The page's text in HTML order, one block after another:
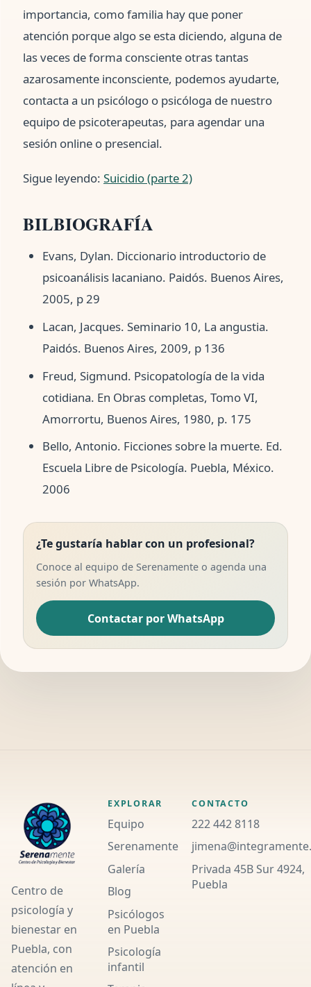
importancia, como familia hay que poner
atención porque algo se esta diciendo, alguna de
las veces de forma consciente otras tantas
azarosamente inconsciente, podemos ayudarte,
contacta a un psicólogo o psicóloga de nuestro
equipo de psicoterapeutas, para agendar una
sesión online o presencial.
Sigue leyendo: Suicidio (parte 2)
BILBIOGRAFÍA
Evans, Dylan. Diccionario introductorio de
psicoanálisis lacaniano. Paidós. Buenos Aires,
2005, p 29
Lacan, Jacques. Seminario 10, La angustia.
Paidós. Buenos Aires, 2009, p 136
Freud, Sigmund. Psicopatología de la vida
cotidiana. En Obras completas, Tomo VI,
Amorrortu, Buenos Aires, 1980, p. 175
Bello, Antonio. Ficciones sobre la muerte. Ed.
Escuela Libre de Psicología. Puebla, México.
2006
¿Te gustaría hablar con un profesional?
Conoce al equipo de Serenamente o agenda una
sesión por WhatsApp.
Contactar por WhatsApp
Centro de
psicología y
bienestar en
Puebla, con
atención en
EXPLORAR
Equipo
Serenamente
Galería
Blog
Psicólogos
en Puebla
Psicología
infantil
CONTACTO
222 442 8118
Privada 45B Sur 4924,
Puebla